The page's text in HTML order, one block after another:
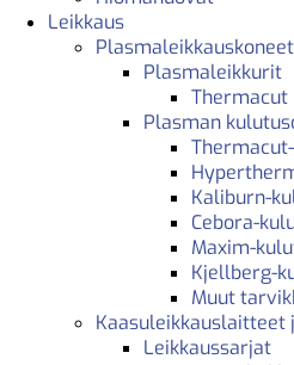
Leikkaus
Plasmaleikkurit
Thermacut
Plasman
Kaliburn-
Cebora-
Maxim-
Kjellberg-
Muut
Kaasuleikkauslaitteet
Leikkaussarjat